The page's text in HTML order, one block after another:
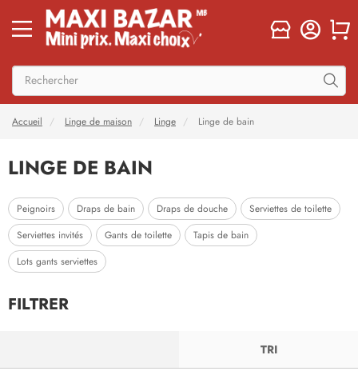
Accueil Linge de maison Linge Linge de bain
LINGE DE BAIN
Peignoirs Draps de bain Draps de douche Serviettes de toilette
Serviettes invités Gants de toilette Tapis de bain
Lots gants serviettes
FILTRER
TRI